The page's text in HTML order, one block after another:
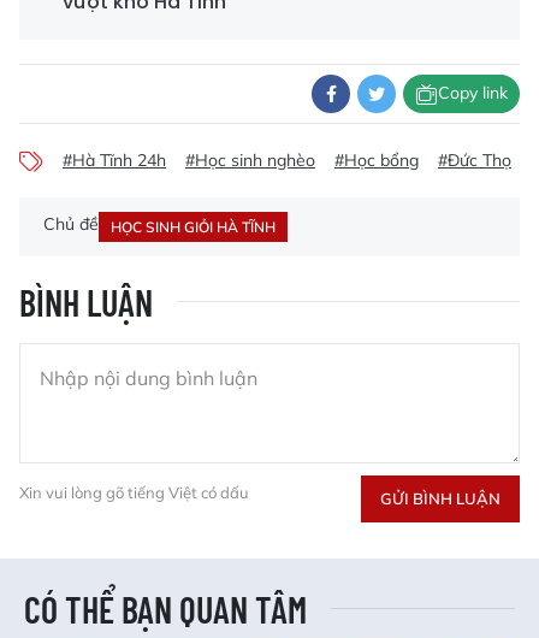
Copy link
#Hà Tĩnh 24h #Học sinh nghèo #Học bổng #Đức Thọ
Chủ đề HỌC SINH GIỎI HÀ TĨNH
BÌNH LUẬN
Xin vui lòng gõ tiếng Việt có dấu GỬI BÌNH LUẬN
CÓ THỂ BẠN QUAN TÂM